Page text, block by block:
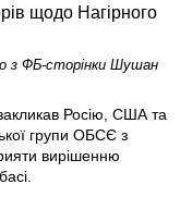
з ФБ-сторінки Шушан
Росію, США та
групи ОБСЄ з
вирішенню